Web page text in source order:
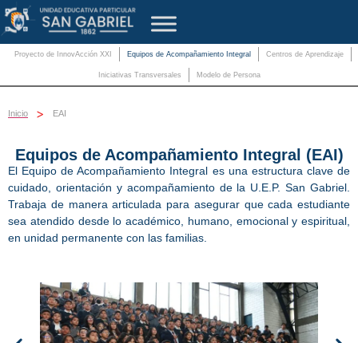
Proyecto de InnovAcción XXI Equipos de Acompañamiento Integral Centros de Aprendizaje
Iniciativas Transversales Modelo de Persona
Inicio > EAI
Equipos de Acompañamiento Integral (EAI)
El Equipo de Acompañamiento Integral es una estructura clave de
cuidado, orientación y acompañamiento de la U.E.P. San Gabriel.
Trabaja de manera articulada para asegurar que cada estudiante
sea atendido desde lo académico, humano, emocional y espiritual,
en unidad permanente con las familias.